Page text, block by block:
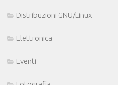
Distribuzioni GNU/Linux
Elettronica
Eventi